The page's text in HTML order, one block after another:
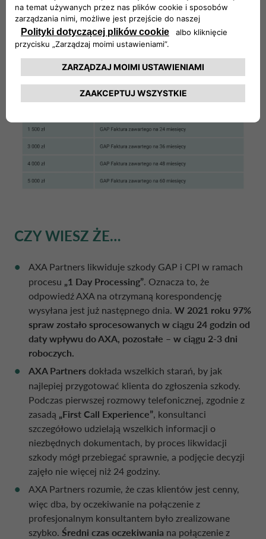
ubezpieczenia nowozakupionego Pojazdu
do trzech rat nowej Umowy leasingu / kredytu
CZY WIESZ ŻE…
AXA Partners likwiduje szkody GAP i CPI w ramach
procesu „1 Day Processing”. Oznacza to, że
odpowiedź AXA na otrzymaną korespondencję
wysyłana jest już następnego dnia. W 2021 roku 97%
spraw zostało sprocesowanych w ciągu 24 godzin od
daty wpływu do AXA, pozostałe – w ciągu 2-3 dni
roboczych.
AXA Partners dokłada wszelkich starań, by jak
najlepiej przygotować klienta do zgłoszenia szkody.
Podczas pierwszej rozmowy telefonicznej, zgodnie z
zasadą „First Call Experience”, konsultanci
szczegółowo udzielają wszelkich informacji o
niezbędnych dokumentach, by proces likwidacji
szkody mógł przebiegać sprawnie, a podjęcie decyzji
zajęło nie więcej niż 24 godziny.
AXA Partners rozumie, że czas klientów jest cenny,
więc dba, by oczekiwanie na połączenie z
profesjonalnym konsultantem było zrealizowane
szybko. Średni czas oczekiwania na połączenie z